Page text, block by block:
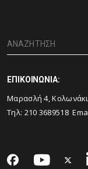
ΕΠΙΚΟΙΝΩΝΙΑ:
Μαρασλή 4,
Τηλ: 210 3689518